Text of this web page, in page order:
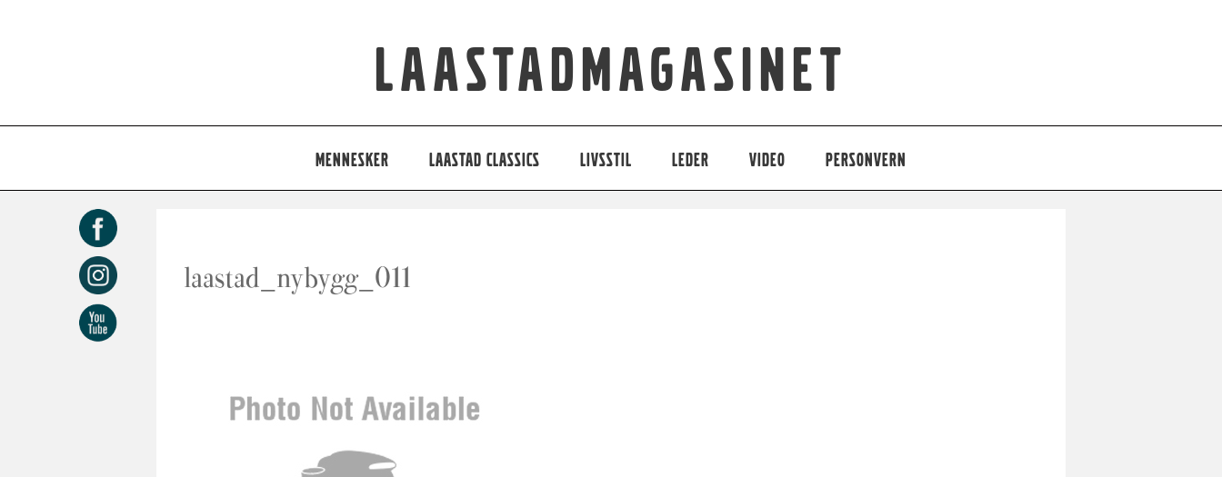
Laastadmagasinet
MENNESKER LAASTAD CLASSICS LIVSSTIL LEDER VIDEO PERSONVERN
laastad_nybygg_011